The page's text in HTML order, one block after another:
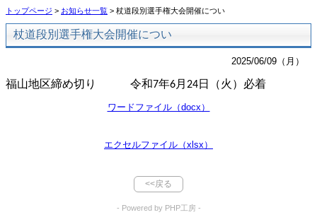
トップページ > お知らせ一覧 > 杖道段別選手権大会開催につい
杖道段別選手権大会開催につい
2025/06/09（月）
福山地区締め切り 令和7年6月 24日（火）必着
ワードファイル（docx）
エクセルファイル（xlsx）
<<戻る
- Powered by PHP工房 -